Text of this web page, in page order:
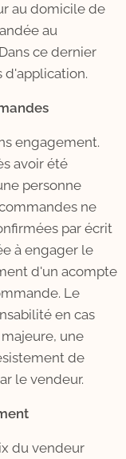
au domicile de
au
ce dernier
d'application.
engagement.
avoir été
personne
ne
par écrit
à engager le
d'un acompte
Le
en cas
une
de
le vendeur.
du vendeur